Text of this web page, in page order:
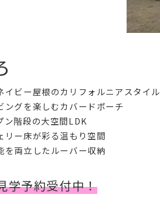
ビー屋根のカリフォルニアスタイル
ングを楽しむカバードポーチ
ン階段の大空間LDK
リー床が彩る温もり空間
を両立したルーバー収納
学予約受付中！